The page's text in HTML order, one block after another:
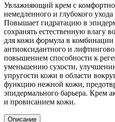
Увлажняющий крем с
немедленного и глубокого
Повышает гидратацию в
сохранять естественную влагу
для кожи формула в
антиоксидантного и
повышением способности к
уменьшению сухости,
упругости кожи в области
функцию нежной кожи,
эпидермального барьера. Крем
и провисанием кожи.
Описание